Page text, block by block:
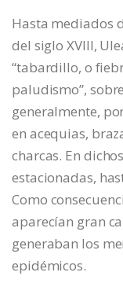
Hasta mediados
del siglo XVIII,
“tabardillo, o
paludismo”,
generalmente,
en acequias,
charcas. En
estacionadas,
Como
aparecían gran
generaban los
epidémicos.